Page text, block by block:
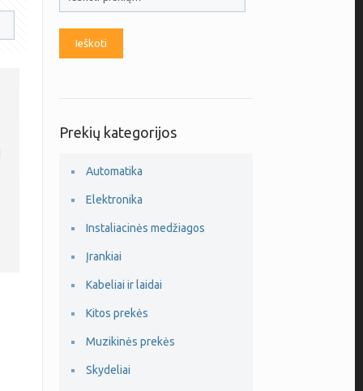
Ieškoti
Prekių kategorijos
Automatika
Elektronika
Instaliacinės medžiagos
Įrankiai
Kabeliai ir laidai
Kitos prekės
Muzikinės prekės
Skydeliai